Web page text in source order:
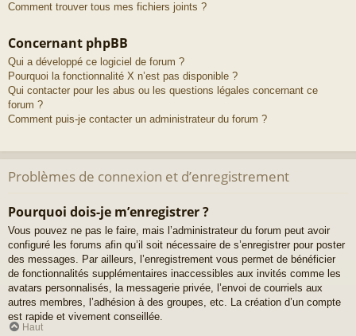
Comment trouver tous mes fichiers joints ?
Concernant phpBB
Qui a développé ce logiciel de forum ?
Pourquoi la fonctionnalité X n’est pas disponible ?
Qui contacter pour les abus ou les questions légales concernant ce
forum ?
Comment puis-je contacter un administrateur du forum ?
Problèmes de connexion et d’enregistrement
Pourquoi dois-je m’enregistrer ?
Vous pouvez ne pas le faire, mais l’administrateur du forum peut avoir
configuré les forums afin qu’il soit nécessaire de s’enregistrer pour poster
des messages. Par ailleurs, l’enregistrement vous permet de bénéficier
de fonctionnalités supplémentaires inaccessibles aux invités comme les
avatars personnalisés, la messagerie privée, l’envoi de courriels aux
autres membres, l’adhésion à des groupes, etc. La création d’un compte
est rapide et vivement conseillée.
Haut